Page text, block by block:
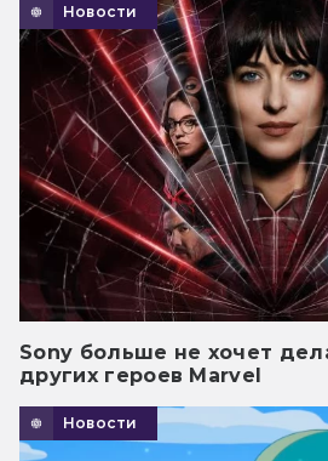
Новости
Sony больше не хочет
других героев Marvel
Новости